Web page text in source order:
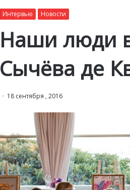
Интервью Новости
Наши люди
Сычёва де
18 сентября , 2016